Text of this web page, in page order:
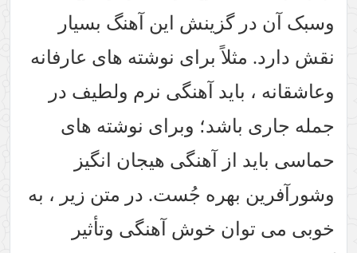
وسبک آن در گزینش این آهنگ بسیار
نقش دارد. مثلاً برای نوشته های عارفانه
وعاشقانه ، باید آهنگی نرم ولطیف در
جمله جاری باشد؛ وبرای نوشته های
حماسی باید از آهنگی هیجان انگیز
وشورآفرین بهره جُست. در متن زیر ، به
خوبی می توان خوش آهنگی وتأثیر